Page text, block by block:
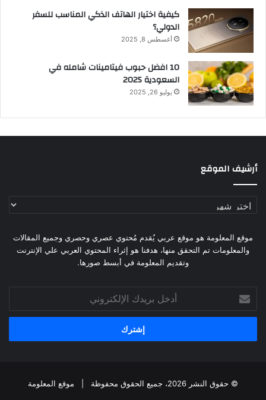
كيفية اختيار الهاتف الذكي المناسب للسفر
الدولي؟
أغسطس 8, 2025
10 افضل حبوب فيتامينات شامله​ في
السعودية 2025
يوليو 26, 2025
أرشيف الموقع
أرشيف
موقع المعلومة هو موقع عربي يُقدم مُحتوي عصري وحصري وجميع المقالات
والمعلومات تم التحقق منها، هدفنا هو إثراء المحتوي العربي علي الإنترنت
وتقديم المعلومة في أبسط صورها.
بريدك
الإلكتروني
© حقوق النشر 2026، جميع الحقوق محفوظة | موقع المعلومة